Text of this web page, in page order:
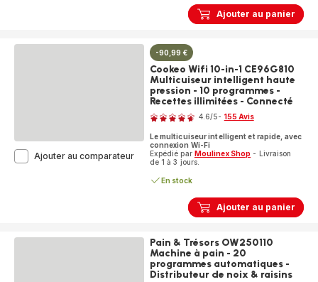
Ajouter au panier
Ajouter au panier
-90,99 €
Cookeo Wifi 10-in-1 CE96G810
Multicuiseur intelligent haute
pression - 10 programmes -
Recettes illimitées - Connecté
Note
4.6/5- 155 Avis
Le multicuiseur intelligent et rapide, avec
connexion Wi-Fi
Expédié par Moulinex Shop - Livraison
de 1 à 3 jours.
En stock
Ajouter au comparateurCookeo
intelligent
haute
pression
Pain & Trésors OW250110
Machine à pain - 20
programmes automatiques -
Distributeur de noix & raisins
Note